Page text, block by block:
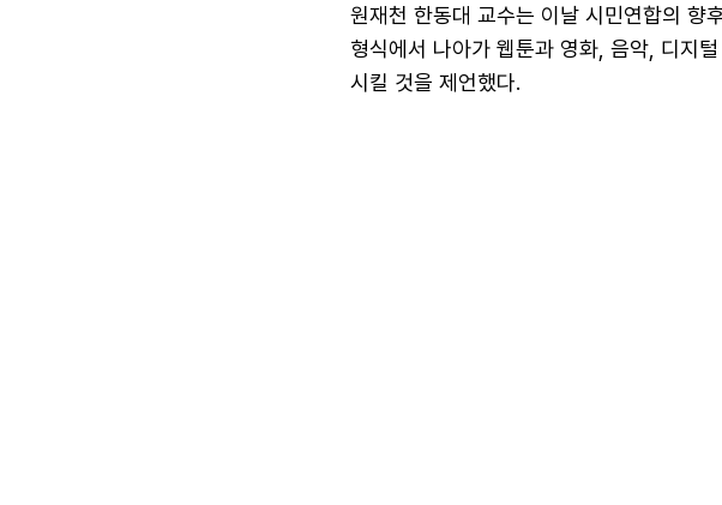
원재천 한동대 교수는 이날 시민연합의 향
형식에서 나아가 웹툰과 영화, 음악, 디지
시킬 것을 제언했다.